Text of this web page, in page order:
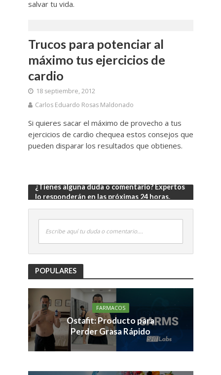
salvar tu vida.
Trucos para potenciar al
máximo tus ejercicios de
cardio
18 septiembre, 2012
Carlos Eduardo Rosas Maldonado
Si quieres sacar el máximo de provecho a tus
ejercicios de cardio chequea estos consejos que
pueden disparar los resultados que obtienes.
¿Tienes alguna duda o comentario? Expertos
lo responderán en las próximas 24 horas.
Escribe aquí tu duda o comentario....
POPULARES
FARMACOS
Ostafit: Producto para
Perder Grasa Rápido